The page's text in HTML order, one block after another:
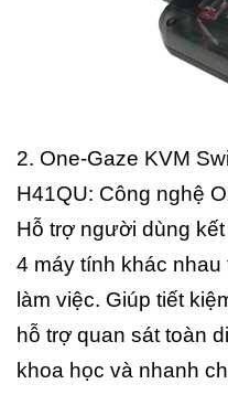
2. One-Gaze KVM
H41QU: Công nghệ
Hỗ trợ người dùng
4 máy tính khác
làm việc. Giúp tiết
hỗ trợ quan sát toàn
khoa học và nhanh